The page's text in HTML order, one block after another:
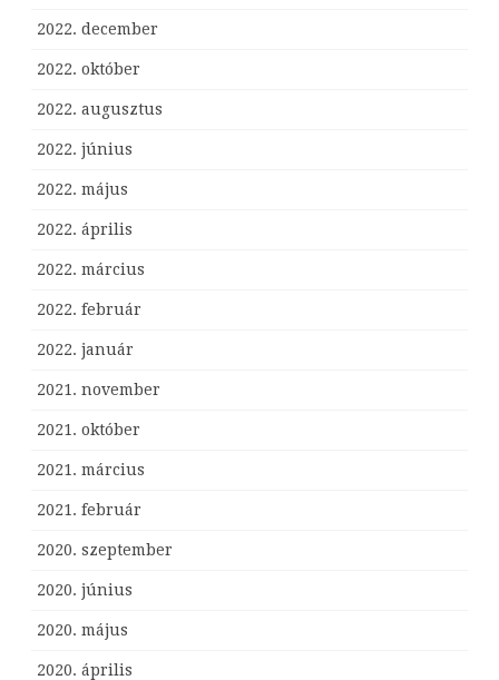
2022. december
2022. október
2022. augusztus
2022. június
2022. május
2022. április
2022. március
2022. február
2022. január
2021. november
2021. október
2021. március
2021. február
2020. szeptember
2020. június
2020. május
2020. április